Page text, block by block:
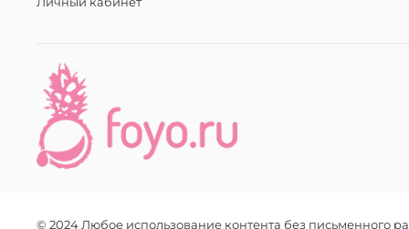
© 2024 Любое использование контента без письменного